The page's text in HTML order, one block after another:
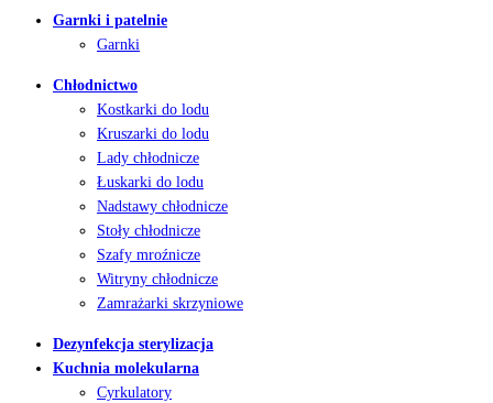
Garnki i patelnie
Garnki
Chłodnictwo
Kostkarki do lodu
Kruszarki do lodu
Lady chłodnicze
Łuskarki do lodu
Nadstawy chłodnicze
Stoły chłodnicze
Szafy mroźnicze
Witryny chłodnicze
Zamrażarki skrzyniowe
Dezynfekcja sterylizacja
Kuchnia molekularna
Cyrkulatory